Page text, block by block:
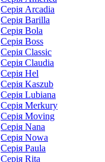
Серія Arcadia
Серія Barilla
Серія Bola
Серія Boss
Серія Classic
Серія Claudia
Серія Hel
Серія Kaszub
Серія Lubiana
Серія Merkury
Серія Moving
Серія Nana
Серія Nowa
Серія Paula
Серія Rita